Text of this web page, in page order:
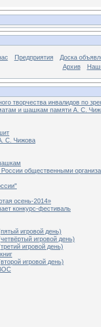
Предприятия
Доска
Архив
творчества инвалидов по
и шашкам памяти А. С.
С. Чижова
общественными
осень-2014»
конкурс-фестиваль
игровой день)
игровой день)
игровой день)
игровой день)